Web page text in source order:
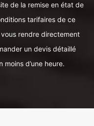
de la remise en état de
tarifaires de ce
rendre directement
un devis détaillé
d’une heure.